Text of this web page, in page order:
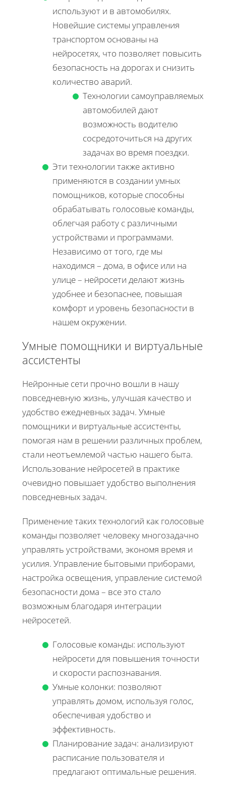
используют и в автомобилях.
Новейшие системы управления
транспортом основаны на
нейросетях, что позволяет повысить
безопасность на дорогах и снизить
количество аварий.
Технологии самоуправляемых
автомобилей дают
возможность водителю
сосредоточиться на других
задачах во время поездки.
Эти технологии также активно
применяются в создании умных
помощников, которые способны
обрабатывать голосовые команды,
облегчая работу с различными
устройствами и программами.
Независимо от того, где мы
находимся – дома, в офисе или на
улице – нейросети делают жизнь
удобнее и безопаснее, повышая
комфорт и уровень безопасности в
нашем окружении.
Умные помощники и виртуальные
ассистенты
Нейронные сети прочно вошли в нашу
повседневную жизнь, улучшая качество и
удобство ежедневных задач. Умные
помощники и виртуальные ассистенты,
помогая нам в решении различных проблем,
стали неотъемлемой частью нашего быта.
Использование нейросетей в практике
очевидно повышает удобство выполнения
повседневных задач.
Применение таких технологий как голосовые
команды позволяет человеку многозадачно
управлять устройствами, экономя время и
усилия. Управление бытовыми приборами,
настройка освещения, управление системой
безопасности дома – все это стало
возможным благодаря интеграции
нейросетей.
Голосовые команды: используют
нейросети для повышения точности
и скорости распознавания.
Умные колонки: позволяют
управлять домом, используя голос,
обеспечивая удобство и
эффективность.
Планирование задач: анализируют
расписание пользователя и
предлагают оптимальные решения.